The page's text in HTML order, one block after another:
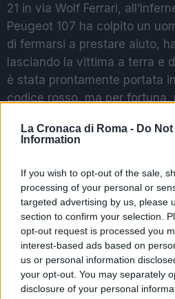
La Cronaca di Roma - Do
Information
If you wish to opt-out of the sale,
processing of your personal or
targeted advertising by us, please
section to confirm your selection.
opt-out request is processed you
interest-based ads based on
us or personal information
your opt-out. You may separately
disclosure of your personal
21 in via Wolf Ferrari,
Peugeot 107 ha colpito un
di fermarsi a prestare aiuto,
lasciando la vittima a terra e
è stata prontamente portata
codice rosso, ma per fortuna,
dell’automobilista sono
all’incidente e alle
presenti in zona, gli agenti
rapidamente il responsabile.
all’incidente, l’uomo ha
auto recandosi da un
segni evidenti di danni dovuti
il tentativo del conducente